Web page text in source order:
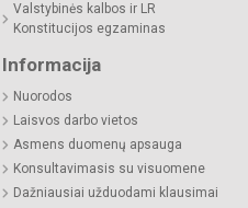
Valstybinės kalbos ir LR
Konstitucijos egzaminas
Informacija
Nuorodos
Laisvos darbo vietos
Asmens duomenų apsauga
Konsultavimasis su visuomene
Dažniausiai užduodami klausimai